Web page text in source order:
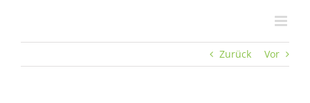
Zurück
Vor